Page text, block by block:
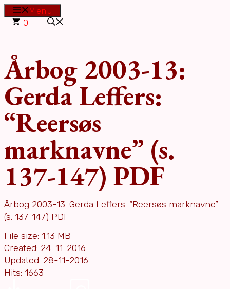
Hop
Menu
0
Årbog 2003-13:
Gerda Leffers:
“Reersøs
marknavne” (s.
137-147) PDF
Årbog 2003-13: Gerda Leffers: “Reersøs marknavne”
(s. 137-147) PDF
File size: 1.13 MB
Created: 24-11-2016
Updated: 28-11-2016
Hits: 1663